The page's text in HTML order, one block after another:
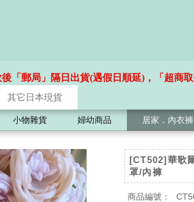
其它日本現貨
「郵局」隔日出貨(遇假日順延)，「超商
小物雜貨 婦幼商品 居家．內衣
[CT502]華歌
罩/內褲
商品編號：